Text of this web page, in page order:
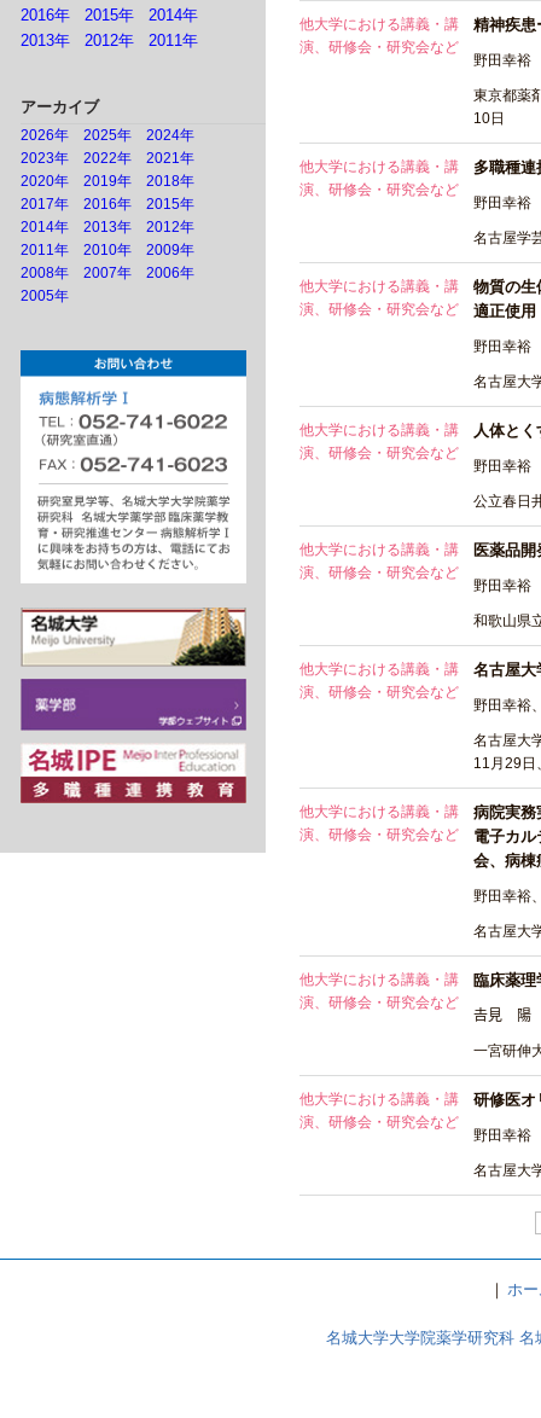
2016年
2015年
2014年
2013年
2012年 2011年
アーカイブ
2026年 2025年
2024年
2023年
2022年
2021年
2020年
2019年
2018年
2017年
2016年
2015年
2014年
2013年
2012年
2011年
2010年
2009年
2008年
2007年
2006年
2005年
他大学における講義・講
演、研修会・研究会など
精神疾患
野田幸裕
東京都薬
10日
他大学における講義・講
演、研修会・研究会など
多職種
野田幸裕
名古屋学
他大学における講義・講
演、研修会・研究会など
物質の生
適正使用
野田幸裕
名古屋大
他大学における講義・講
演、研修会・研究会など
人体とく
野田幸裕
公立春日
他大学における講義・講
演、研修会・研究会など
医薬品
野田幸裕
和歌山県
他大学における講義・講
演、研修会・研究会など
名古屋大
野田幸裕
名古屋大
11月29日
他大学における講義・講
演、研修会・研究会など
病院実務
電子カ
会、病棟
野田幸裕
名古屋大
他大学における講義・講
演、研修会・研究会など
臨床薬理
𠮷見 陽
一宮研伸
他大学における講義・講
演、研修会・研究会など
研修医オ
野田幸裕
名古屋大
｜ ホ
名城大学大学院薬学研究科